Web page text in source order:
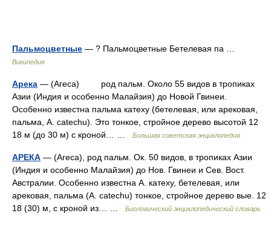
Пальмоцветные — ? Пальмоцветные Бетелевая па …
Википедия
Арека — (Агеса) род пальм. Около 55 видов в тропиках
Азии (Индия и особенно Малайзия) до Новой Гвинеи.
Особенно известна пальма катеху (бетелевая, или арековая,
пальма, А. catechu). Это тонкое, стройное дерево высотой 12
18 м (до 30 м) с кроной… …
Большая советская энциклопедия
АРЕКА — (Агеса), род пальм. Ок. 50 видов, в тропиках Азии
(Индия и особенно Малайзия) до Нов. Гвинеи и Сев. Вост.
Австралии. Особенно известна А. катеху, бетелевая, или
арековая, пальма (А. catechu) тонкое, стройное дерево вые. 12
18 (30) м, с кроной из… …
Биологический энциклопедический словарь